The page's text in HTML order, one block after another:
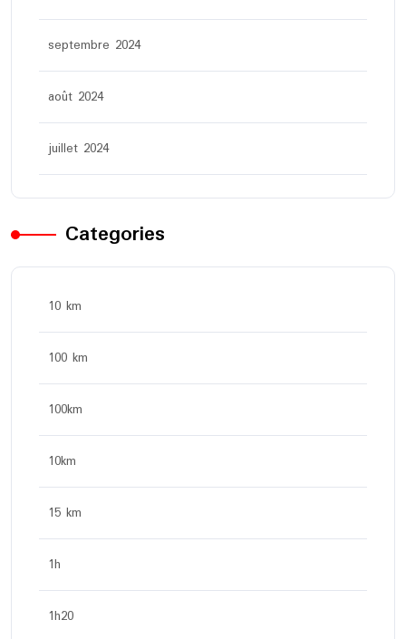
septembre 2024
août 2024
juillet 2024
Categories
10 km
100 km
100km
10km
15 km
1h
1h20